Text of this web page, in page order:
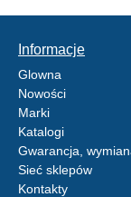
Informacje
Glowna
Nowości
Marki
Katalogi
Gwarancja,
Sieć sklepów
Kontakty